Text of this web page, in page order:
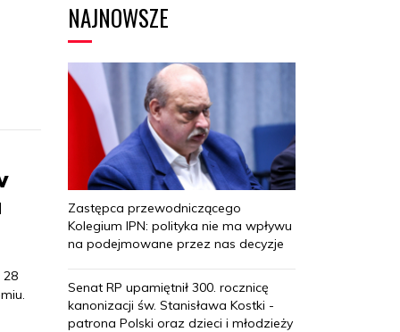
28
NAJNOWSZE
Zastępca przewodniczącego
Kolegium IPN: polityka nie ma wpływu
na podejmowane przez nas decyzje
Senat RP upamiętnił 300. rocznicę
kanonizacji św. Stanisława Kostki -
patrona Polski oraz dzieci i młodzieży